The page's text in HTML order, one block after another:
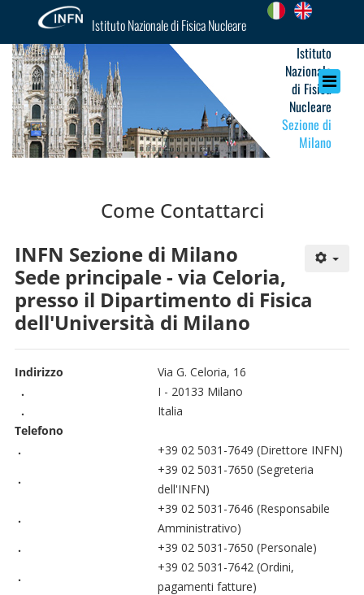
Istituto Nazionale di Fisica Nucleare
Istituto
Nazionale
di Fisica
Nucleare
Sezione di
Milano
Come Contattarci
INFN Sezione di Milano
Sede principale - via Celoria,
presso il Dipartimento di Fisica
dell'Università di Milano
Indirizzo
Via G. Celoria, 16
.
I - 20133 Milano
.
Italia
Telefono
.
+39 02 5031-7649 (Direttore INFN)
.
+39 02 5031-7650 (Segreteria
dell'INFN)
.
+39 02 5031-7646 (Responsabile
Amministrativo)
.
+39 02 5031-7650 (Personale)
.
+39 02 5031-7642 (Ordini,
pagamenti fatture)